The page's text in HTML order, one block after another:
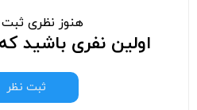
هنوز نظری
اولین نفری باشید
ثبت نظر